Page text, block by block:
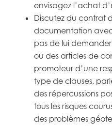
envisagez l’achat
Discutez du contrat
documentation
pas de lui
ou des articles de
promoteur d’une
type de clauses,
des répercussions
tous les risques
des problèmes